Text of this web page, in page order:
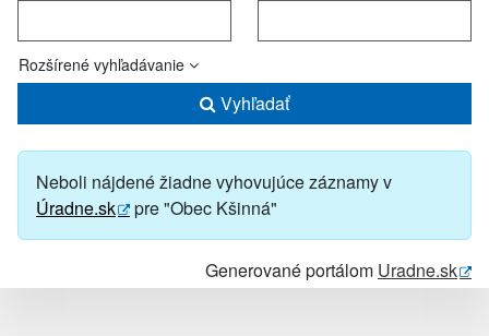
Rozšírené vyhľadávanie
Vyhľadať
Neboli nájdené žiadne vyhovujúce záznamy v
Úradne.sk
pre "Obec Kšinná"
Generované portálom Uradne.sk